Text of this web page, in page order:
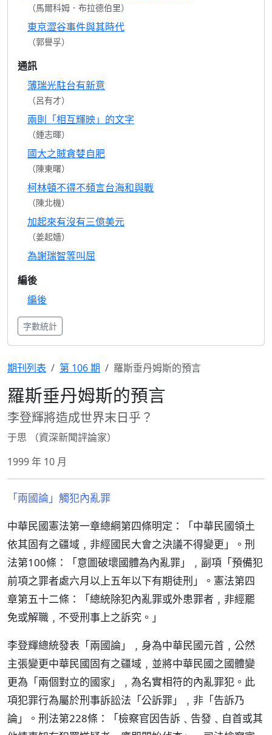
（馬爾科姆．布拉德伯里）
東京澀谷事件與其時代
（郭譽孚）
通訊
薄瑞光駐台有新意
（呂有才）
兩則「相互輝映」的文字
（鍾志暉）
國大之賊貪婪自肥
（陳東曙）
柯林頓不得不頻言台海和與戰
（陳北機）
加起來有沒有三億美元
（姜起嬙）
為謝瑞智等叫屈
編後
編後
字數統計
期刊列表 第 106 期 羅斯垂丹姆斯的預言
羅斯垂丹姆斯的預言
李登輝將造成世界末日乎？
于思 （資深新聞評論家）
1999 年 10 月
「兩國論」觸犯內亂罪
中華民國憲法第一章總綱第四條明定：「中華民國領土
依其固有之疆域﹐非經國民大會之決議不得變更」。刑
法第100條：「意圖破壞國體為內亂罪」﹐副項「預備犯
前項之罪者處六月以上五年以下有期徒刑」。憲法第四
章第五十二條：「總統除犯內亂罪或外患罪者﹐非經罷
免或解職﹐不受刑事上之訴究。」
李登輝總統發表「兩國論」﹐身為中華民國元首﹐公然
主張變更中華民國固有之疆域﹐並將中華民國之國體變
更為「兩個對立的國家」﹐為名實相符的內亂罪犯。此
項犯罪行為屬於刑事訴訟法「公訴罪」﹐非「告訴乃
論」。刑法第228條：「檢察官因告訴﹑告發﹑自首或其